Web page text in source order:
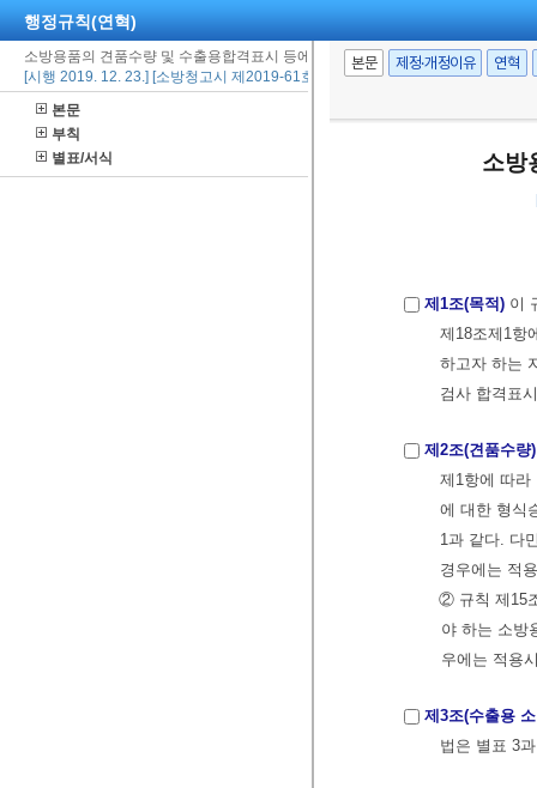
행정규칙(연혁)
소방용품의 견품수량 및 수출용합격표시 등에 관한 규정
[시행 2019. 12. 23.] [소방청고시 제2019-61호, 2019. 12. 23., 일부개정]
본문
부칙
별표/서식
본문 제정·개정이유 연혁
소방
제1조(목적) 이
제18조제1항
하고자 하는
검사 합격표
제2조(견품수량)
제1항에 따라
에 대한 형식
1과 같다. 다
경우에는 적
② 규칙 제15
야 하는 소방
우에는 적용
제3조(수출용
법은 별표 3